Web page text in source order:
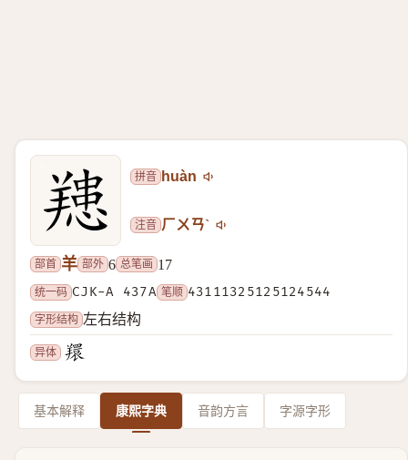
拼音 huàn
注音 ㄏㄨㄢˋ
部首 羊 部外 6 总笔画 17
统一码 CJK-A 437A 笔顺 43111325125124544
字形结构 左右结构
异体
基本解释 康熙字典 音韵方言 字源字形